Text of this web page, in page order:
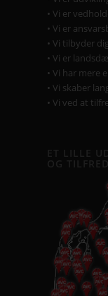
• Vi er
• Vi er
• Vi tilbyder
• Vi er
• Vi har mere
• Vi skaber
• Vi ved at